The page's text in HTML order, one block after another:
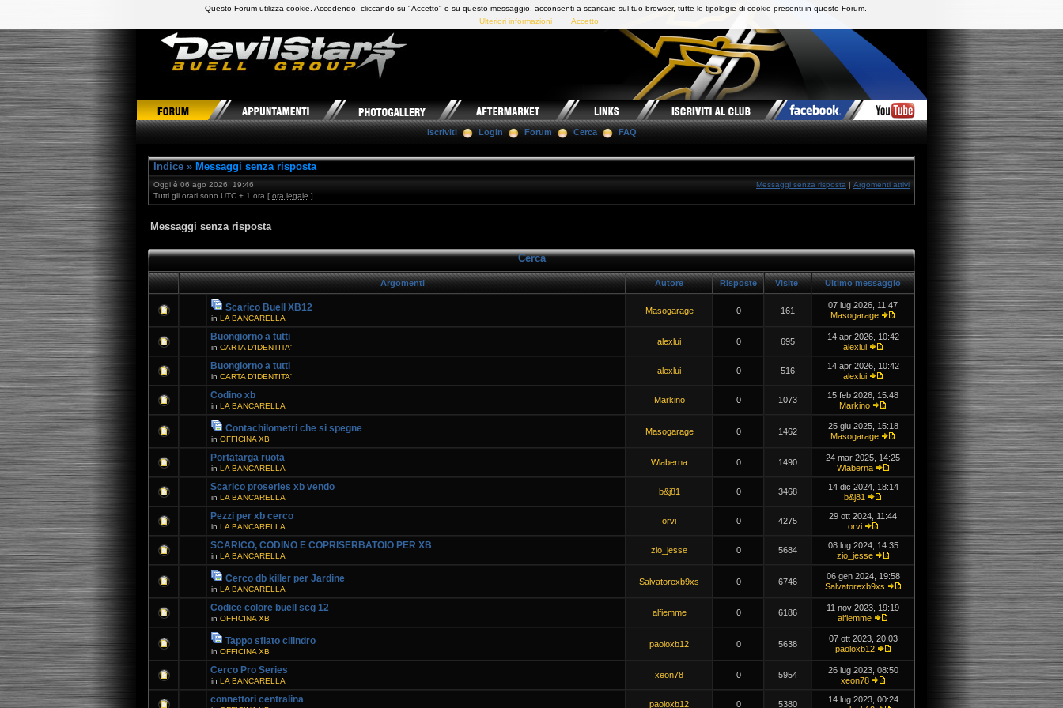
DevilStars Club Buell Italia
Iscriviti Login Forum Cerca FAQ
Indice » Messaggi senza risposta
Oggi è 06 ago 2026, 19:46
Tutti gli orari sono UTC + 1 ora [ ora legale ]
Messaggi senza risposta | Argomenti attivi
Messaggi senza risposta
Cerca
Argomenti Autore Risposte Visite Ultimo messaggio
Scarico Buell XB12
in LA BANCARELLA
Masogarage 0 161
07 lug 2026, 11:47
Masogarage
Buongiorno a tutti
in CARTA D'IDENTITA'
alexlui 0 695
14 apr 2026, 10:42
alexlui
Buongiorno a tutti
in CARTA D'IDENTITA'
alexlui 0 516
14 apr 2026, 10:42
alexlui
Codino xb
in LA BANCARELLA
Markino 0 1073
15 feb 2026, 15:48
Markino
Contachilometri che si spegne
in OFFICINA XB
Masogarage 0 1462
25 giu 2025, 15:18
Masogarage
Portatarga ruota
in LA BANCARELLA
Wlaberna 0 1490
24 mar 2025, 14:25
Wlaberna
Scarico proseries xb vendo
in LA BANCARELLA
b&j81 0 3468
14 dic 2024, 18:14
b&j81
Pezzi per xb cerco
in LA BANCARELLA
orvi 0 4275
29 ott 2024, 11:44
orvi
SCARICO, CODINO E COPRISERBATOIO PER XB
in LA BANCARELLA
zio_jesse 0 5684
08 lug 2024, 14:35
zio_jesse
Cerco db killer per Jardine
in LA BANCARELLA
Salvatorexb9xs 0 6746
06 gen 2024, 19:58
Salvatorexb9xs
Codice colore buell scg 12
in OFFICINA XB
alfiemme 0 6186
11 nov 2023, 19:19
alfiemme
Tappo sfiato cilindro
in OFFICINA XB
paoloxb12 0 5638
07 ott 2023, 20:03
paoloxb12
Cerco Pro Series
in LA BANCARELLA
xeon78 0 5954
26 lug 2023, 08:50
xeon78
connettori centralina paoloxb12 0 5380
14 lug 2023, 00:24
Questo Forum utilizza cookie. Accedendo, cliccando su "Accetto" o su questo messaggio, acconsenti a scaricare sul tuo browser, tutte le tipologie di cookie presenti in questo Forum.
Ulteriori informazioni
Accetto